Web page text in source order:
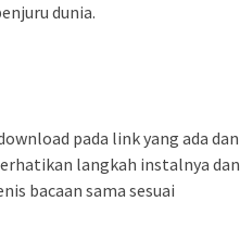
dunia.
pada link yang ada dan
langkah instalnya dan
bacaan sama sesuai